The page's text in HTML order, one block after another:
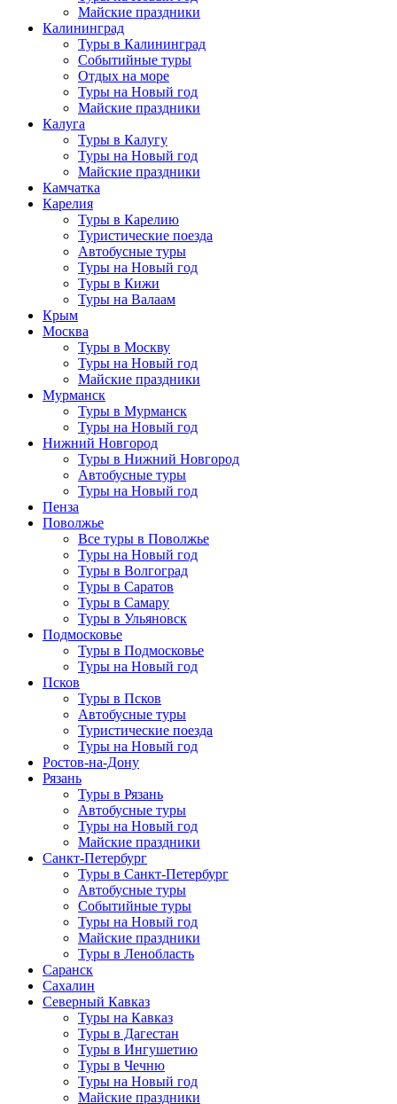
Майские праздники
Калининград
Туры в Калининград
Событийные туры
Отдых на море
Туры на Новый год
Майские праздники
Калуга
Туры в Калугу
Туры на Новый год
Майские праздники
Камчатка
Карелия
Туры в Карелию
Туристические поезда
Автобусные туры
Туры на Новый год
Туры в Кижи
Туры на Валаам
Крым
Москва
Туры в Москву
Туры на Новый год
Майские праздники
Мурманск
Туры в Мурманск
Туры на Новый год
Нижний Новгород
Туры в Нижний Новгород
Автобусные туры
Туры на Новый год
Пенза
Поволжье
Все туры в Поволжье
Туры на Новый год
Туры в Волгоград
Туры в Саратов
Туры в Самару
Туры в Ульяновск
Подмосковье
Туры в Подмосковье
Туры на Новый год
Псков
Туры в Псков
Автобусные туры
Туристические поезда
Туры на Новый год
Ростов-на-Дону
Рязань
Туры в Рязань
Автобусные туры
Туры на Новый год
Майские праздники
Санкт-Петербург
Туры в Санкт-Петербург
Автобусные туры
Событийные туры
Туры на Новый год
Майские праздники
Туры в Ленобласть
Саранск
Сахалин
Северный Кавказ
Туры на Кавказ
Туры в Дагестан
Туры в Ингушетию
Туры в Чечню
Туры на Новый год
Майские праздники